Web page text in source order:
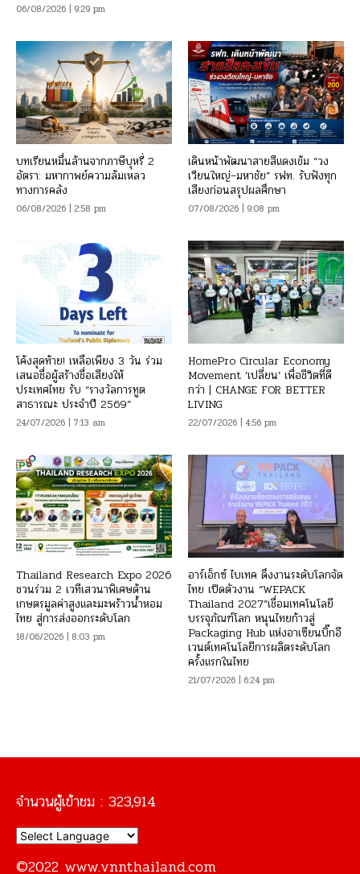
06/08/2026 | 9:29 pm
บทเรียนหมื่นล้านจากภาษีบุหรี่ 2
อัตรา: มหากาพย์ความล้มเหลว
ทางการคลัง
06/08/2026 | 2:58 pm
เดินหน้าพัฒนาสายสีแดงเข้ม “วง
เวียนใหญ่–มหาชัย” รฟท. รับฟังทุก
เสียงก่อนสรุปผลศึกษา
07/08/2026 | 9:08 pm
โค้งสุดท้าย! เหลือเพียง 3 วัน ร่วม
เสนอชื่อผู้สร้างชื่อเสียงให้
ประเทศไทย รับ “รางวัลการทูต
สาธารณะ ประจำปี 2569”
24/07/2026 | 7:13 am
HomePro Circular Economy
Movement ‘เปลี่ยน’ เพื่อชีวิตที่ดี
กว่า | CHANGE FOR BETTER
LIVING
22/07/2026 | 4:56 pm
Thailand Research Expo 2026
ชวนร่วม 2 เวทีเสวนาพิเศษด้าน
เกษตรมูลค่าสูงและมะพร้าวน้ำหอม
ไทย สู่การส่งออกระดับโลก
18/06/2026 | 8:03 pm
อาร์เอ็กซ์ ไบเทค ดึงงานระดับโลกจัด
ไทย เปิดตัวงาน “WEPACK
Thailand 2027”เชื่อมเทคโนโลยี
บรรจุภัณฑ์โลก หนุนไทยก้าวสู่
Packaging Hub แห่งอาเซียนบิ๊กอี
เวนต์เทคโนโลยีการผลิตระดับโลก
ครั้งแรกในไทย
21/07/2026 | 6:24 pm
จำนวนผู้เข้าชม : 323,914
©2022 www.vnnthailand.com